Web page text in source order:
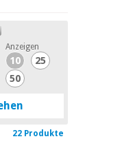
Anzeigen
10
25
50
22 Produkte